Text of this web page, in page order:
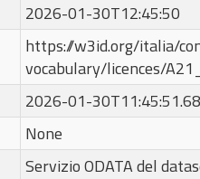
2026-01-30T12:45:50
https://w3id.org/italia/
vocabulary/licences/
2026-01-
None
Servizio ODATA del